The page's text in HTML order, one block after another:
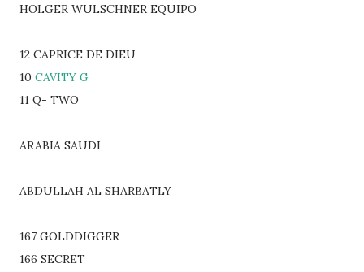
HOLGER WULSCHNER EQUIPO
12 CAPRICE DE DIEU
10 CAVITY G
11 Q- TWO
ARABIA SAUDI
ABDULLAH AL SHARBATLY
167 GOLDDIGGER
166 SECRET